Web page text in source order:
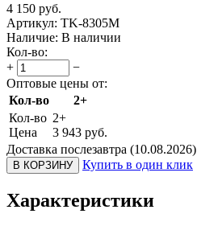
4 150 руб.
Артикул: TK-8305M
Наличие: В наличии
Кол-во:
+
−
Оптовые цены от:
Кол-во
2+
Кол-во
Цена
2+
3 943 руб.
Доставка послезавтра (10.08.2026)
В КОРЗИНУ Купить в один клик
Характеристики